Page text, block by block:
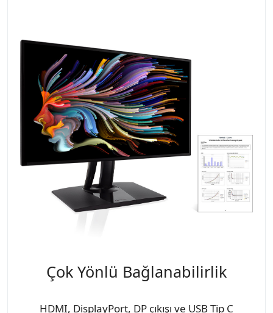
Çok Yönlü Bağlanabilirlik
HDMI, DisplayPort, DP çıkışı ve USB Tip C